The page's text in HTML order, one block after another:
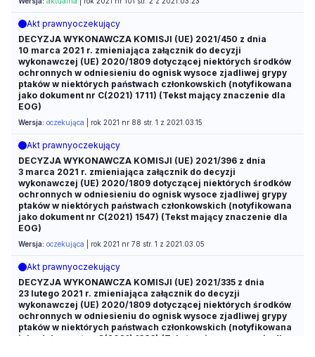
Akt prawnyoczekujący
DECYZJA WYKONAWCZA KOMISJI (UE) 2021/450 z dnia
10 marca 2021 r. zmieniająca załącznik do decyzji
wykonawczej (UE) 2020/1809 dotyczącej niektórych środków
ochronnych w odniesieniu do ognisk wysoce zjadliwej grypy
ptaków w niektórych państwach członkowskich (notyfikowana
jako dokument nr C(2021) 1711) (Tekst mający znaczenie dla
EOG)
Wersja: oczekująca | rok 2021 nr 88 str. 1 z 2021.03.15
Akt prawnyoczekujący
DECYZJA WYKONAWCZA KOMISJI (UE) 2021/396 z dnia
3 marca 2021 r. zmieniająca załącznik do decyzji
wykonawczej (UE) 2020/1809 dotyczącej niektórych środków
ochronnych w odniesieniu do ognisk wysoce zjadliwej grypy
ptaków w niektórych państwach członkowskich (notyfikowana
jako dokument nr C(2021) 1547) (Tekst mający znaczenie dla
EOG)
Wersja: oczekująca | rok 2021 nr 78 str. 1 z 2021.03.05
Akt prawnyoczekujący
DECYZJA WYKONAWCZA KOMISJI (UE) 2021/335 z dnia
23 lutego 2021 r. zmieniająca załącznik do decyzji
wykonawczej (UE) 2020/1809 dotyczącej niektórych środków
ochronnych w odniesieniu do ognisk wysoce zjadliwej grypy
ptaków w niektórych państwach członkowskich (notyfikowana
jako dokument nr C(2021) 1386) (Tekst mający znaczenie dla